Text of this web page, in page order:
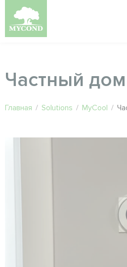
Частный дом
Главная / Solutions / MyCool /